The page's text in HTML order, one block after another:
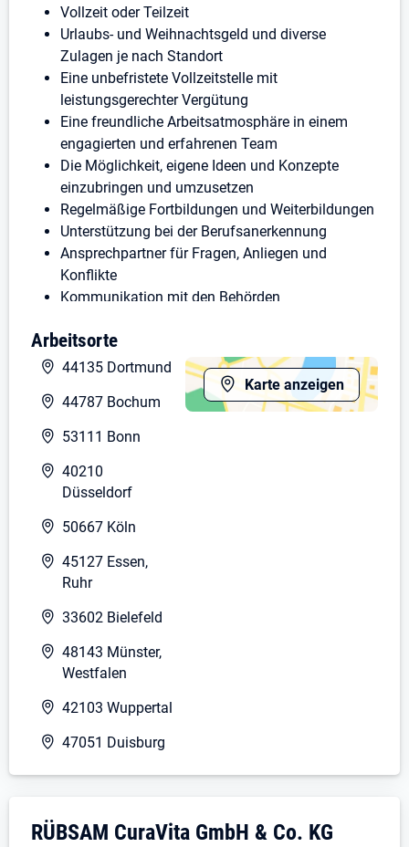
Vollzeit oder Teilzeit
Urlaubs- und Weihnachtsgeld und diverse
Zulagen je nach Standort
Eine unbefristete Vollzeitstelle mit
leistungsgerechter Vergütung
Eine freundliche Arbeitsatmosphäre in einem
engagierten und erfahrenen Team
Die Möglichkeit, eigene Ideen und Konzepte
einzubringen und umzusetzen
Regelmäßige Fortbildungen und Weiterbildungen
Unterstützung bei der Berufsanerkennung
Ansprechpartner für Fragen, Anliegen und
Konflikte
Kommunikation mit den Behörden
Dein Aufgabengebiet:
Durchführung der Grund- und Behandlungspflege
Du unterstützt die Patienten bei der Grund- und
Behandlungspflege z.B. waschen, betten und
Verbände wechseln
fachkompetente Dokumentation
Übernahme der Wundversorgung
Patientenüberwachung (Überprüfen der
Gewissenhafte Dokumentation der
Pflegetätigkeit
Assistenz bei diagnostischen und
Bedienen und Überwachen medizinischer
Apparate
Übernahme aller Fachkraftaufgaben
Das wünschen wir uns von Dir:
Du hast eine Ausbildung zum Gesundheits- und
(m/w/d) mind. 3 Jahre
Arbeitsorte
Karte anzeigen
44135 Dortmund
44787 Bochum
53111 Bonn
40210
Düsseldorf
50667 Köln
45127 Essen,
Ruhr
33602 Bielefeld
48143 Münster,
Westfalen
42103 Wuppertal
47051 Duisburg
Unternehmensdarstellung: RÜBSAM
RÜBSAM CuraVita GmbH & Co. KG